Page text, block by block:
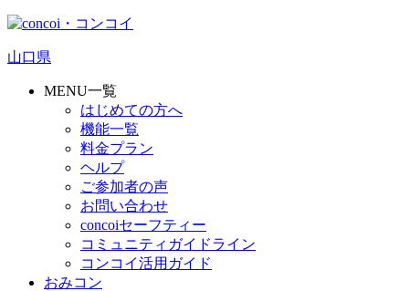
山口県
MENU一覧
はじめての方へ
機能一覧
料金プラン
ヘルプ
ご参加者の声
お問い合わせ
concoiセーフティー
コミュニティガイドライン
コンコイ活用ガイド
おみコン